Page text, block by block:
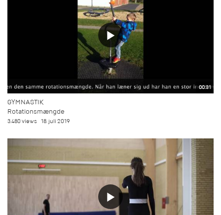
00:31
GYMNASTIK
Rotationsmængde
3.480 views 18. juli 2019